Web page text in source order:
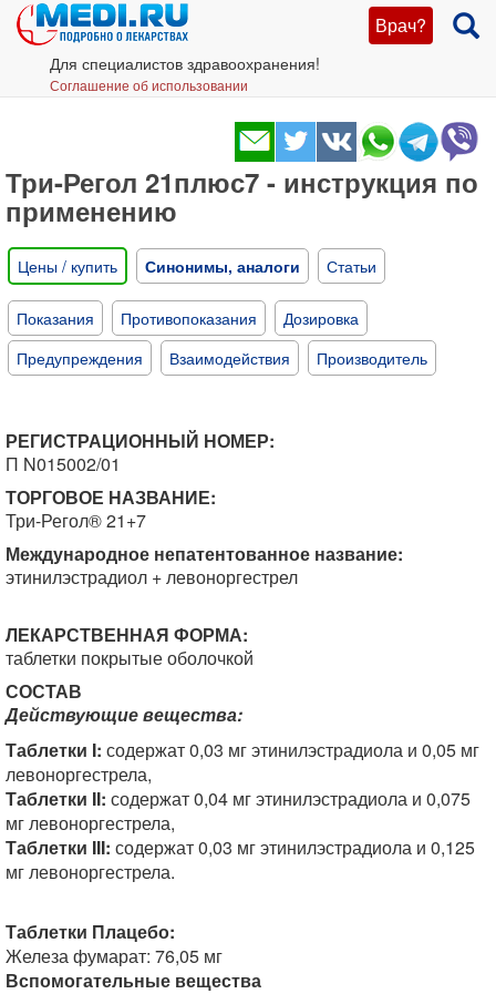
Врач?
Для специалистов здравоохранения!
Соглашение об использовании
Три-Регол 21плюс7 - инструкция по
применению
Цены / купить Синонимы, аналоги Статьи
Показания Противопоказания
Дозировка
Предупреждения
Взаимодействия Производитель
РЕГИСТРАЦИОННЫЙ НОМЕР:
П N015002/01
ТОРГОВОЕ НАЗВАНИЕ:
Три-Регол® 21+7
Международное непатентованное название:
этинилэстрадиол + левоноргестрел
ЛЕКАРСТВЕННАЯ ФОРМА:
таблетки покрытые оболочкой
СОСТАВ
Действующие вещества:
Таблетки I: содержат 0,03 мг этинилэстрадиола и 0,05 мг
левоноргестрела,
Таблетки II: содержат 0,04 мг этинилэстрадиола и 0,075
мг левоноргестрела,
Таблетки III: содержат 0,03 мг этинилэстрадиола и 0,125
мг левоноргестрела.
Таблетки Плацебо:
Железа фумарат: 76,05 мг
Вспомогательные вещества